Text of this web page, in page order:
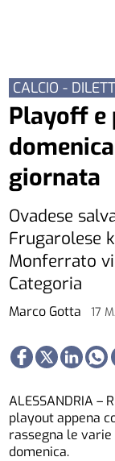
Marco Gotta 17
CALCIO -
Playoff e
giornata
Ovadese
Frugarolese
Monferrato
Categoria
ALESSANDRIA
playout appena
rassegna le
domenica.